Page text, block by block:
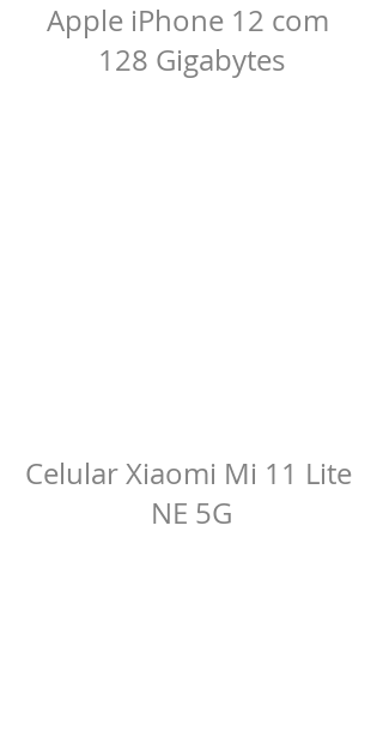
Apple iPhone 12 com
128 Gigabytes
Celular Xiaomi Mi 11 Lite
NE 5G